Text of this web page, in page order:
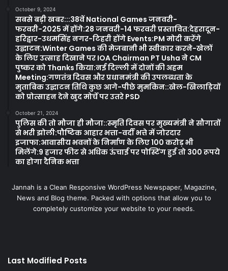
October 9, 2024
सबसे बड़ी खबर:::38वें National Games जनवरी-
फरवरी-2025 में होंगे:28 जनवरी-14 फरवरी प्रस्तावित:देहरादून-
हरिद्वार-उधमसिंह नगर-टिहरी होंगे Events:PM मोदी करेंगे
उद्घाटन:Winter Games की मेजबानी भी स्वीकार करने-खेलों
के लिए उत्साह दिखाने पर IOA Chairman PT Usha ने CM
पुष्कर को Thanks किया:नई दिल्ली में दोनों की अहम
Meeting:गणतंत्र दिवस और प्रधानमंत्री की उपलब्धता के
मुताबिक उद्घाटन तिथि कुछ आगे-पीछे मुमकिन::खेल-खिलाड़ियों
को प्रोत्साहन देने खुद मोर्चे पर उतरे PSD
October 21, 2024
पुलिस की तो मौजा ही मौजा::स्मृति दिवस पर मुख्यमंत्री ने सौगातों
से भरी झोली:पौष्टिक आहार भत्ता-वर्दी भत्ते में जोरदार
इजाफा:आवासीय भवनों के निर्माण के लिए 100 करोड़ भी
मिलेंगे:9 हजार फीट से अधिक ऊंचाई पर पोस्टिंग हुई तो 300 रूपये
का होगा दैनिक भत्ता
Jannah is a Clean Responsive WordPress Newspaper, Magazine,
News and Blog theme. Packed with options that allow you to
completely customize your website to your needs.
Last Modified Posts